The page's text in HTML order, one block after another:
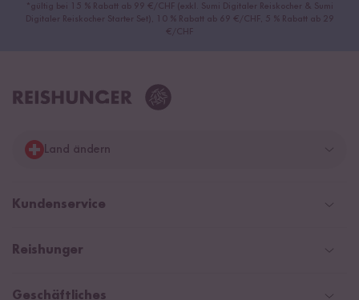
*gültig bei 15 % Rabatt ab 99 €/CHF (exkl. Sumi Digitaler Reiskocher & Sumi
Digitaler Reiskocher Starter Set), 10 % Rabatt ab 69 €/CHF, 5 % Rabatt ab 29
€/CHF
Land ändern
Deutschland
Niederlande
Kundenservice
Help Center & FAQ
Zahlarten
Reishunger
Newsletter
Geschäftliches